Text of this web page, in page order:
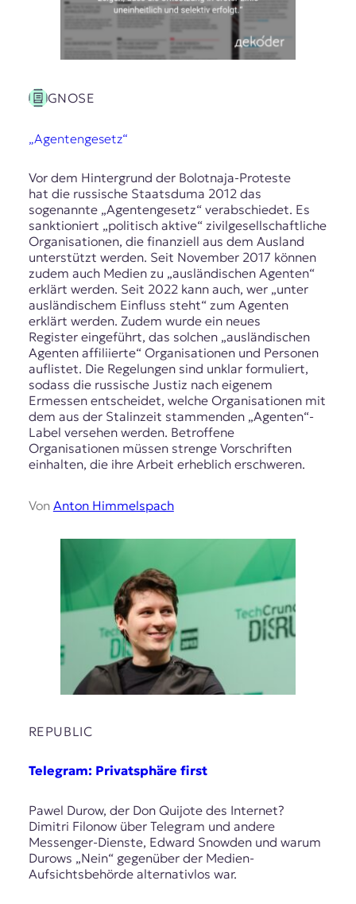
GNOSE
„Agentengesetz“
Vor dem Hintergrund der Bolotnaja-Proteste
hat die russische Staatsduma 2012 das
sogenannte „Agentengesetz“ verabschiedet. Es
sanktioniert „politisch aktive“ zivilgesellschaftliche
Organisationen, die finanziell aus dem Ausland
unterstützt werden. Seit November 2017 können
zudem auch Medien zu „ausländischen Agenten“
erklärt werden. Seit 2022 kann auch, wer „unter
ausländischem Einfluss steht“ zum Agenten
erklärt werden. Zudem wurde ein neues
Register eingeführt, das solchen „ausländischen
Agenten affiliierte“ Organisationen und Personen
auflistet. Die Regelungen sind unklar formuliert,
sodass die russische Justiz nach eigenem
Ermessen entscheidet, welche Organisationen mit
dem aus der Stalinzeit stammenden „Agenten“-
Label versehen werden. Betroffene
Organisationen müssen strenge Vorschriften
einhalten, die ihre Arbeit erheblich erschweren.
Von Anton Himmelspach
REPUBLIC
Telegram: Privatsphäre first
Pawel Durow, der Don Quijote des Internet?
Dimitri Filonow über Telegram und andere
Messenger-Dienste, Edward Snowden und warum
Durows „Nein“ gegenüber der Medien-
Aufsichtsbehörde alternativlos war.